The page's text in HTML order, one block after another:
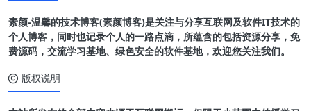
素颜-温馨的技术博客(素颜博客)是关注与分享互联网及软件IT技术的
个人博客，同时也记录个人的一路点滴，所蕴含的包括资源分享，免
费源码，交流学习基地、绿色安全的软件基地，欢迎您关注我们。
版权说明